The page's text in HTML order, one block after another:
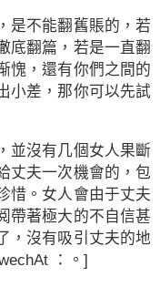
是不能翻舊賬的，若
底翻篇，若是一直翻
愧，還有你們之間的
小差，那你可以先試
並沒有几個女人果斷
丈夫一次機會的，包
惜。女人會由于丈夫
帶著極大的不自信甚
，沒有吸引丈夫的地
：。]